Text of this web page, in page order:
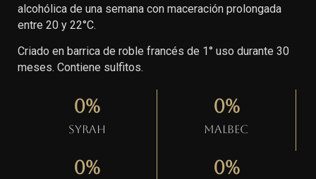
alcohólica de una semana con maceración prolongada
entre 20 y 22°C.
Criado en barrica de roble francés de 1° uso durante 30
meses. Contiene sulfitos.
Syrah
0%
Malbec
0%
0% 0%